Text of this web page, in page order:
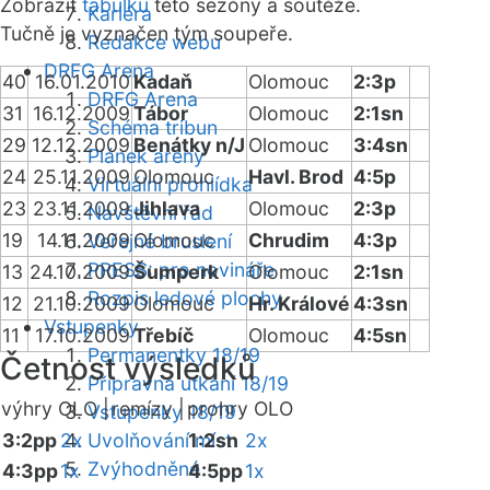
Kariéra
Redakce webu
DRFG Arena
DRFG Arena
Schéma tribun
Plánek areny
Virtuální prohlídka
Návštěvní řád
Veřejné bruslení
PRESS: pro novináře
Rozpis ledové plochy
Vstupenky
Permanentky 18/19
Přípravná utkání 18/19
Vstupenky 18/19
Uvolňování míst
Zvýhodněné
Zobrazit tabulku této sezóny a soutěže.
Tučně je vyznačen tým soupeře.
40 16.01.2010Kadaň Olomouc
2:3p
31 16.12.2009Tábor Olomouc
2:1sn
29 12.12.2009 Benátky n/J Olomouc
3:4sn
24 25.11.2009Olomouc Havl. Brod 4:5p
23 23.11.2009Jihlava Olomouc
2:3p
19
14.11.2009 Olomouc Chrudim
4:3p
13 24.10.2009Šumperk Olomouc
2:1sn
12 21.10.2009Olomouc Hr. Králové4:3sn
11
17.10.2009Třebíč Olomouc 4:5sn
Četnost výsledků
výhry OLO |remízy | prohry OLO
3:2pp2x
4:3pp1x
1:2sn 2x
4:5pp1x